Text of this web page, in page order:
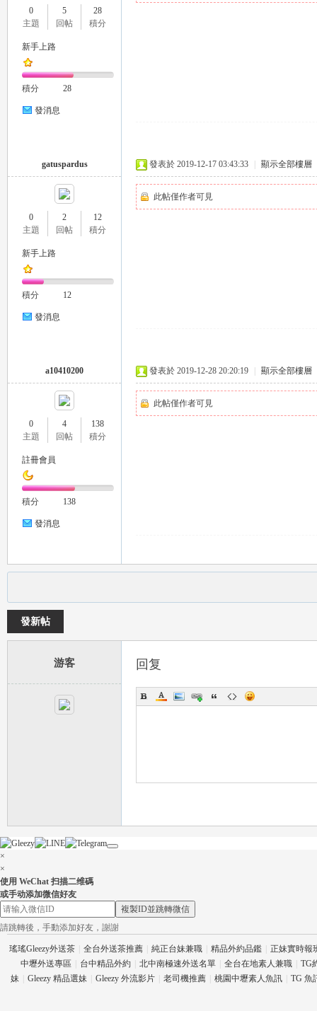
0
主題
5
回帖
28
積分
新手上路
積分 28
發消息
gatuspardus
0
主題
2
回帖
12
積分
新手上路
積分 12
發消息
發表於 2019-12-17 03:43:33 顯示全部樓層
此帖僅作者可見
a10410200
0
主題
4
回帖
138
積分
註冊會員
積分 138
發消息
發表於 2019-12-28 20:20:19 顯示全部樓層
此帖僅作者可見
發新帖
游客 回复
×
×
使用 WeChat 扫描二维碼
或手动添加微信好友
複製ID並跳轉微信
請跳轉後，手動添加好友，謝謝
瑤瑤Gleezy外送茶 全台外送茶推薦 純正台妹兼職 精品外約品鑑
正妹實時報
中壢外送專區
台中精品外約 北中南極速外送名單 全台在地素人兼職
TG
妹
Gleezy 精品選妹 Gleezy 外流影片 老司機推薦 桃園中壢素人魚訊 TG 魚